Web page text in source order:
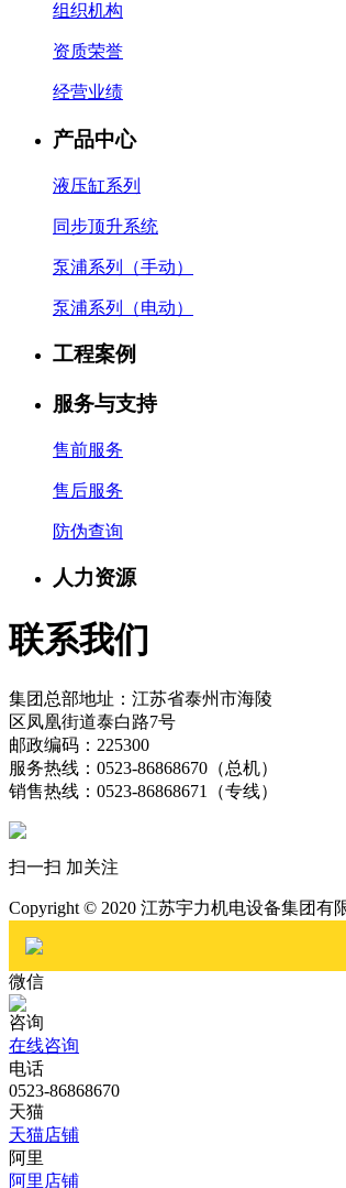
组织机构
资质荣誉
经营业绩
产品中心
液压缸系列
同步顶升系统
泵浦系列（手动）
泵浦系列（电动）
工程案例
服务与支持
售前服务
售后服务
防伪查询
人力资源
联系我们
集团总部地址：江苏省泰州市海陵
区凤凰街道泰白路7号
邮政编码：225300
服务热线：0523-86868670（总机）
销售热线：0523-86868671（专线）
扫一扫 加关注
Copyright © 2020 江苏宇力机电设备集团有
微信
咨询
在线咨询
电话
0523-86868670
天猫
天猫店铺
阿里
阿里店铺